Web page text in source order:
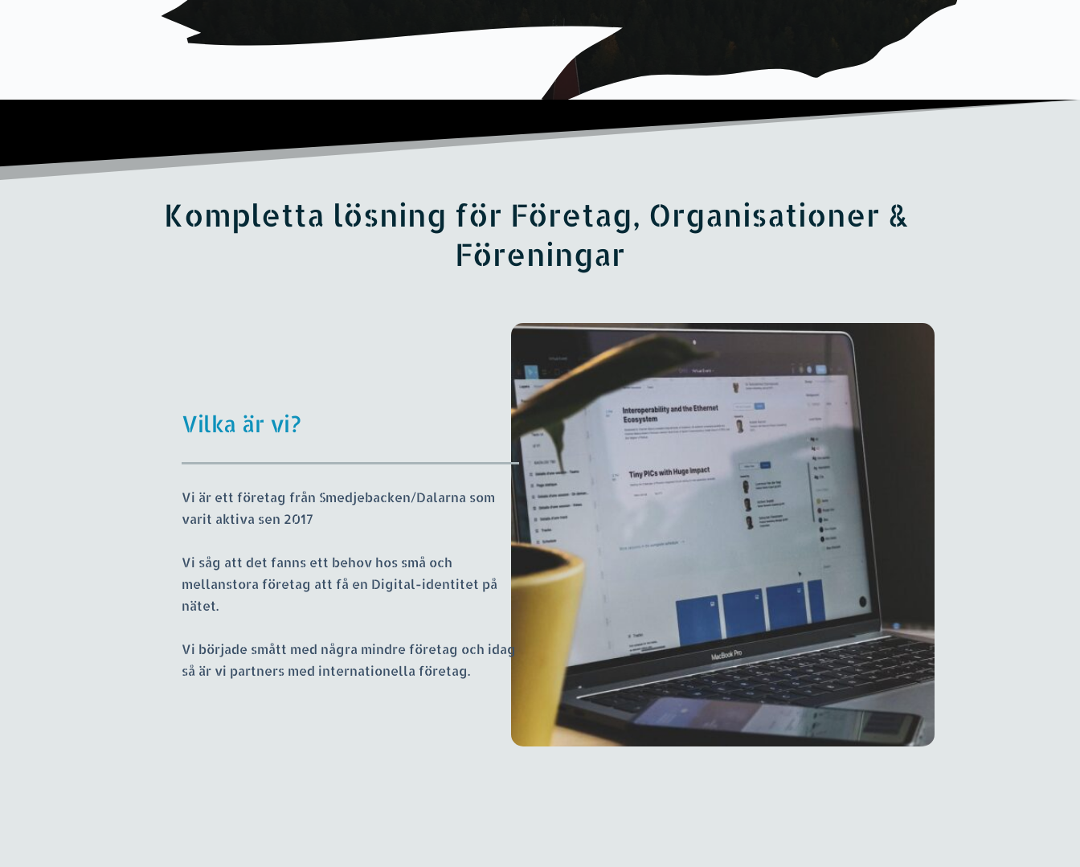
Kompletta lösning för Företag, Organisationer &
Föreningar
Vilka är vi?
Vi är ett företag från Smedjebacken/Dalarna som
varit aktiva sen 2017
Vi såg att det fanns ett behov hos små och
mellanstora företag att få en Digital-identitet på
nätet.
Vi började smått med några mindre företag och idag
så är vi partners med internationella företag.